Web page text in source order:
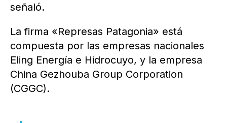
señaló.
La firma «Represas Patagonia» está
compuesta por las empresas nacionales
Eling Energía e Hidrocuyo, y la empresa
China Gezhouba Group Corporation
(CGGC).